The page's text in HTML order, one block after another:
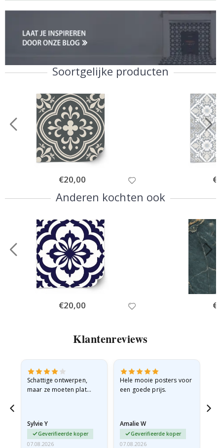
Soortgelijke producten
Special
Price
€20,00
Anderen kochten ook
Special
Price
€20,00
Klantenreviews
Schattige ontwerpen,
maar ze moeten plat
beetje…
Sylvie Y
Geverifieerde koper
07.08.2026
Hele mooie posters voor
een goede prijs.
Amalie W
Geverifieerde koper
07.08.2026